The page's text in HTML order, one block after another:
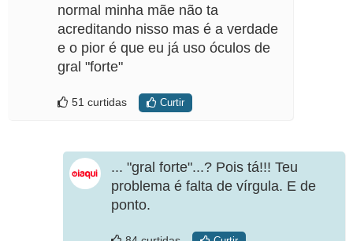
normal minha mãe não ta
acreditando nisso mas é a verdade
e o pior é que eu já uso óculos de
gral "forte"
51 curtidas Curtir
... "gral forte"...? Pois tá!!! Teu
problema é falta de vírgula. E de
ponto.